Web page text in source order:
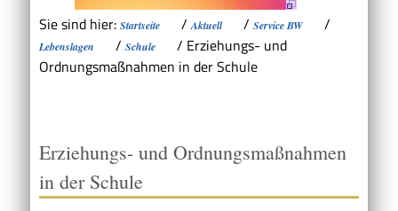
Sie sind hier: Startseite /Aktuell / Service BW /
Lebenslagen / Schule / Erziehungs- und
Ordnungsmaßnahmen in der Schule
Erziehungs- und Ordnungsmaßnahmen
in der Schule